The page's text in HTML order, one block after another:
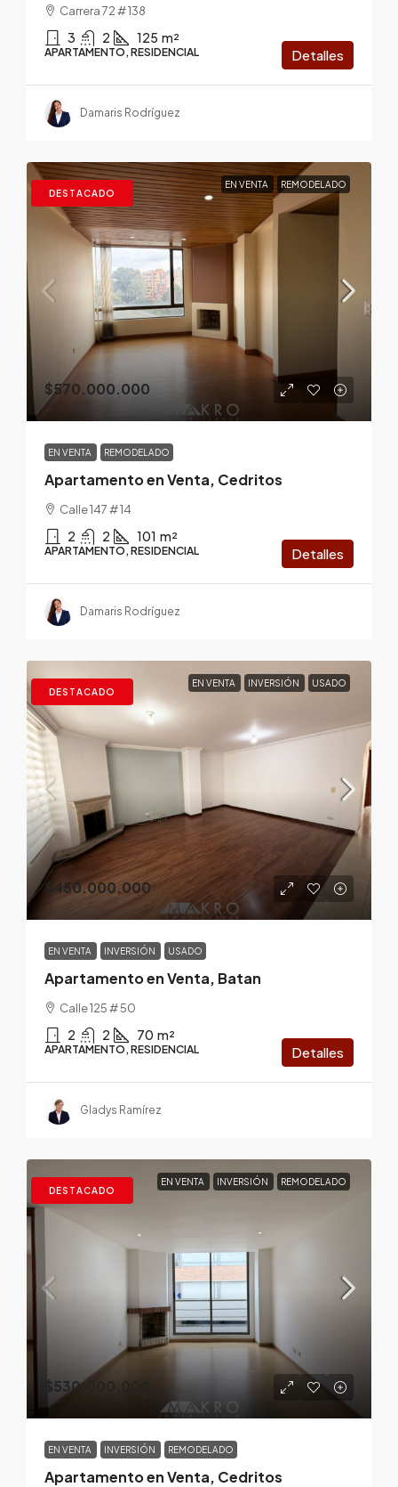
Carrera 72 # 138
3 2 125 m²
APARTAMENTO, RESIDENCIAL Detalles
Damaris Rodríguez
DESTACADO
EN VENTA REMODELADO
$570.000.000
EN VENTA REMODELADO
Apartamento en Venta, Cedritos
Calle 147 # 14
2 2 101 m²
APARTAMENTO, RESIDENCIAL Detalles
Damaris Rodríguez
DESTACADO
EN VENTA INVERSIÓN USADO
$450.000.000
EN VENTA INVERSIÓN USADO
Apartamento en Venta, Batan
Calle 125 # 50
2 2 70 m²
APARTAMENTO, RESIDENCIAL Detalles
Gladys Ramírez
DESTACADO
EN VENTA INVERSIÓN REMODELADO
$530.000.000
EN VENTA INVERSIÓN REMODELADO
Apartamento en Venta, Cedritos